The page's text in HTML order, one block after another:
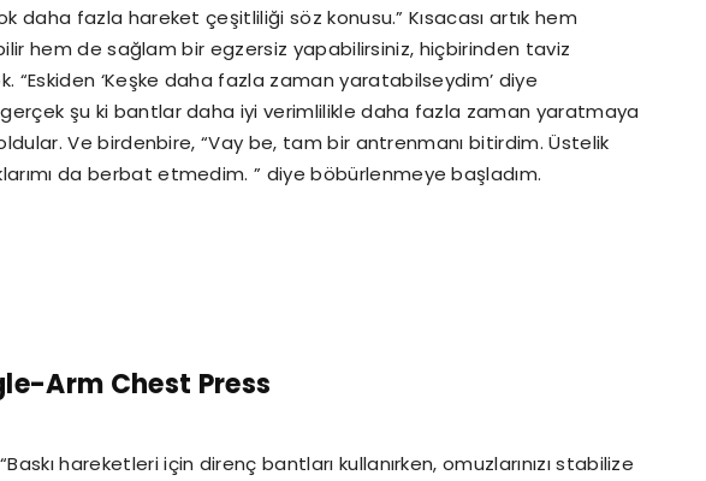
daha fazla hareket çeşitliliği söz konusu.” Kısacası artık hem
hem de sağlam bir egzersiz yapabilirsiniz, hiçbirinden taviz
“Eskiden ‘Keşke daha fazla zaman yaratabilseydim’ diye
şu ki bantlar daha iyi verimlilikle daha fazla zaman yaratmaya
oldular. Ve birdenbire, “Vay be, tam bir antrenmanı bitirdim. Üstelik
da berbat etmedim. ” diye böbürlenmeye başladım.
Arm Chest Press
“Baskı hareketleri için direnç bantları kullanırken, omuzlarınızı stabilize